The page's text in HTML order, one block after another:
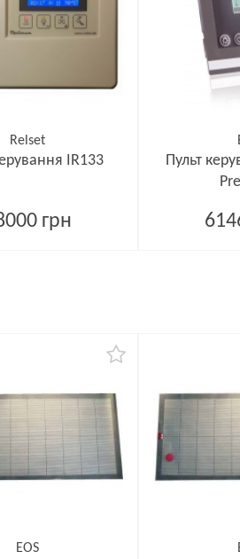
Relset
IR133
грн
Пульт
EOS